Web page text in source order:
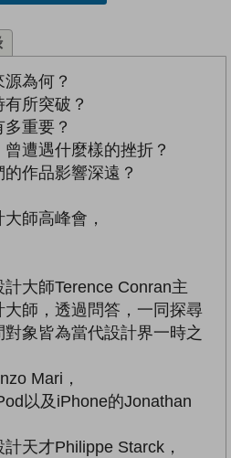
為何？
所突破？
重要？
遭遇什麼樣的挫折？
作品影響深遠？
師高峰會，
大師Terence Conran主
師，透過問答，一同探尋
對象皆為當代設計界一時之
Mari，
以及iPhone的Jonathan
天才Philippe Starck，